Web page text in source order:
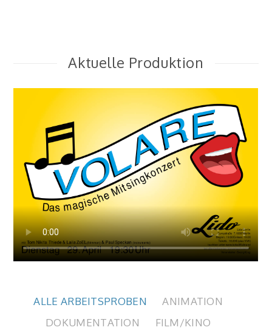
Aktuelle Produktion
ALLE ARBEITSPROBEN
ANIMATION
DOKUMENTATION
FILM/KINO